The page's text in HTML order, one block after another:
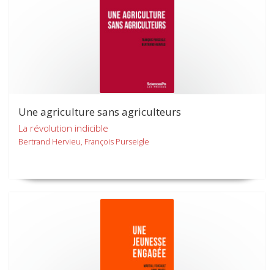
Une agriculture sans agriculteurs
La révolution indicible
Bertrand Hervieu, François Purseigle